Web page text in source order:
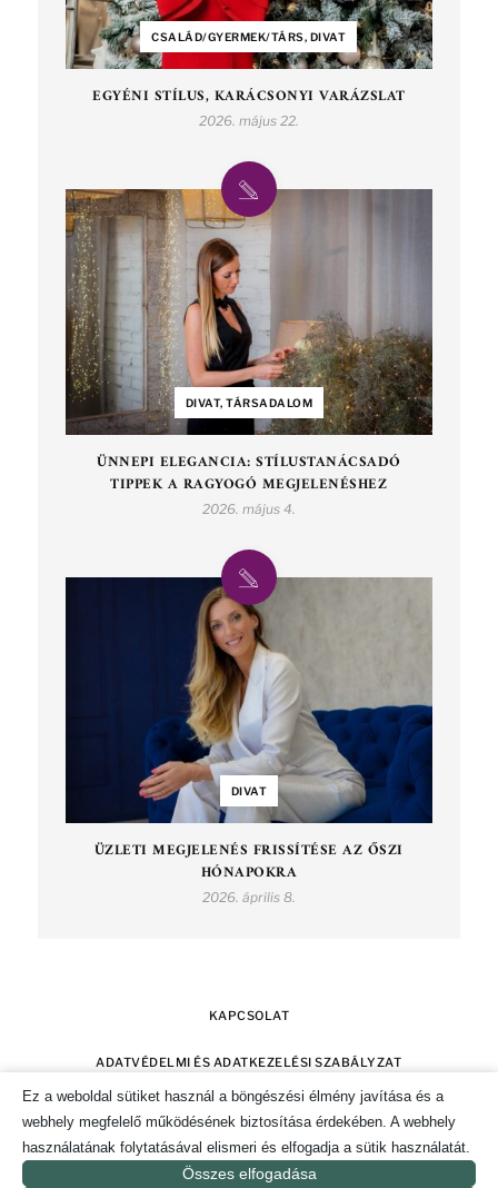
CSALÁD/GYERMEK/TÁRS, DIVAT
EGYÉNI STÍLUS, KARÁCSONYI VARÁZSLAT
2026. május 22.
DIVAT, TÁRSADALOM
ÜNNEPI ELEGANCIA: STÍLUSTANÁCSADÓ
TIPPEK A RAGYOGÓ MEGJELENÉSHEZ
2026. május 4.
DIVAT
ÜZLETI MEGJELENÉS FRISSÍTÉSE AZ ŐSZI
HÓNAPOKRA
2026. április 8.
KAPCSOLAT
ADATVÉDELMI ÉS ADATKEZELÉSI SZABÁLYZAT
IMPRESSZUM
SÜTI TÁJÉKOZTATÓ ÉS HOZZÁJÁRULÁS KEZELÉSE
Ez a weboldal sütiket használ a böngészési élmény javítása és a
webhely megfelelő működésének biztosítása érdekében. A webhely
használatának folytatásával elismeri és elfogadja a sütik használatát.
Összes elfogadása